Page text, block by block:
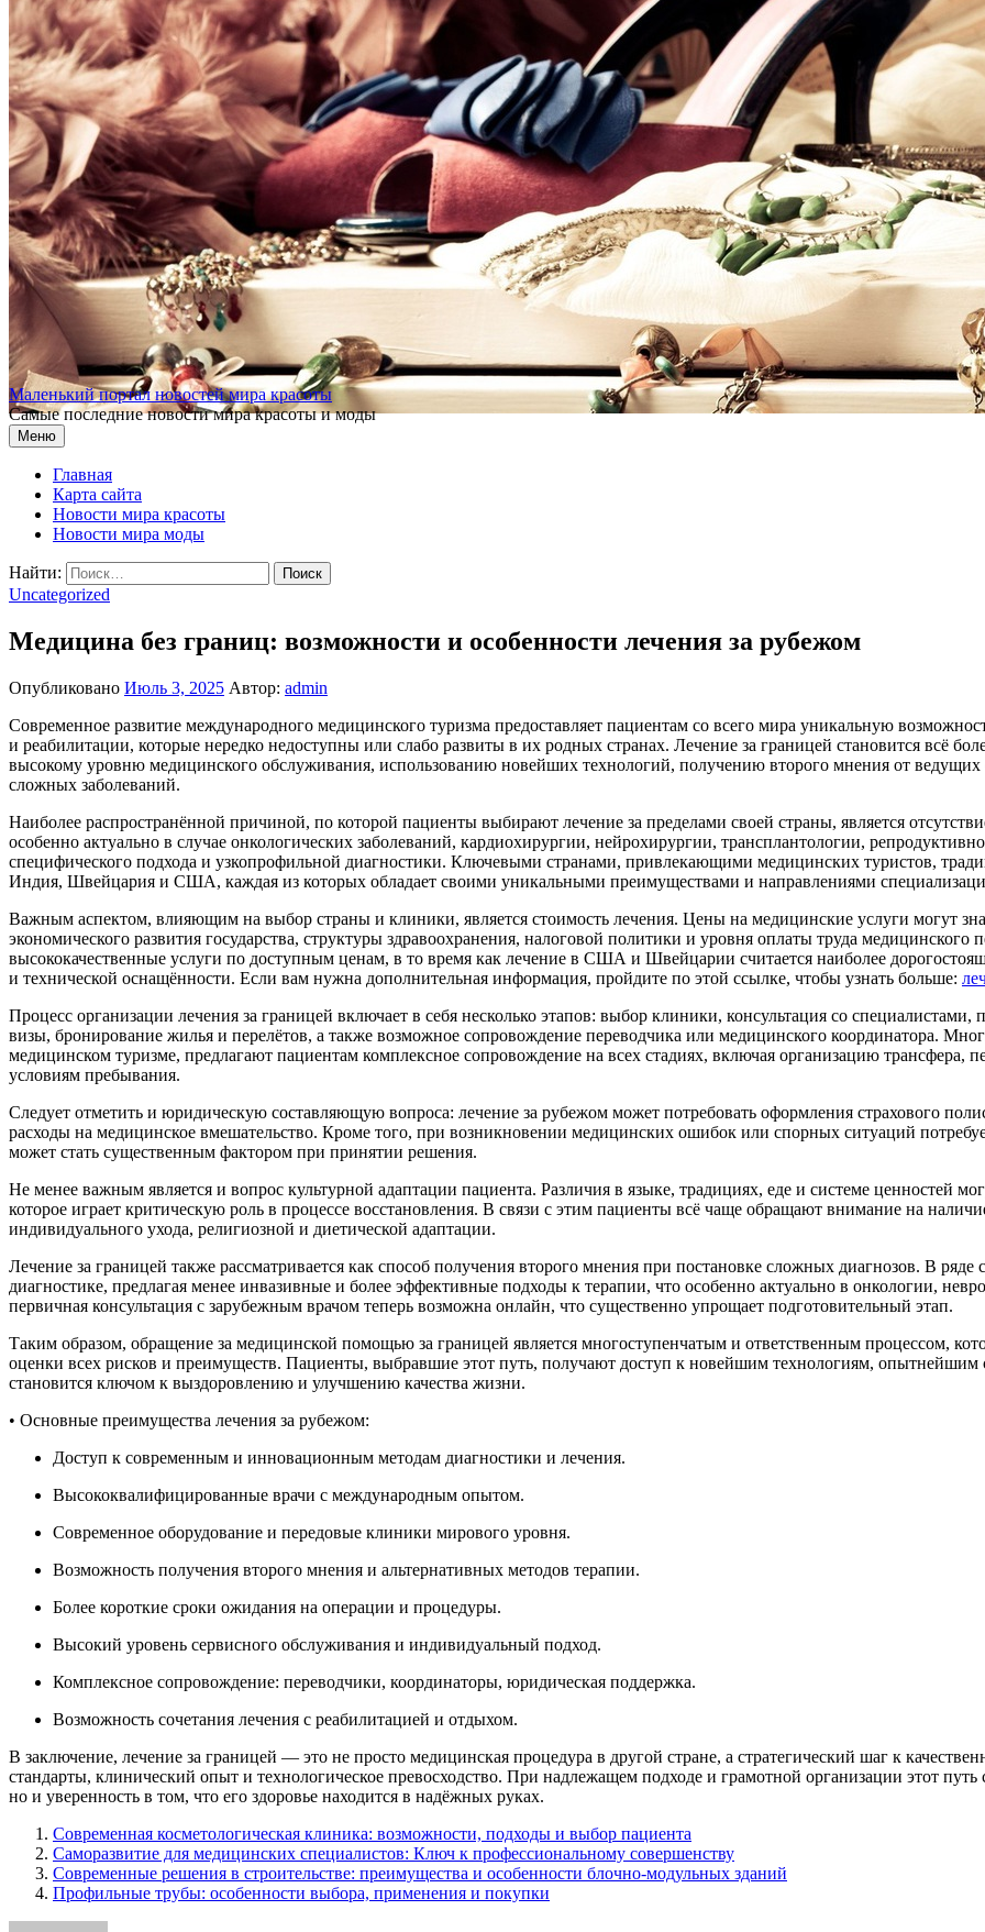
Перейти к содержимому
Маленький портал новостей мира красоты
Самые последние новости мира красоты и моды
Меню
Главная
Карта сайта
Новости мира красоты
Новости мира моды
Найти:
Uncategorized
Медицина без границ: возможности и особенности лечения за рубежом
Опубликовано Июль 3, 2025 Автор: admin
Современное развитие международного медицинского туризма предоставляет пациентам со всего мира уникальную
и реабилитации, которые нередко недоступны или слабо развиты в их родных странах. Лечение за границей становится всё
высокому уровню медицинского обслуживания, использованию новейших технологий, получению второго мнения от
сложных заболеваний.
Наиболее распространённой причиной, по которой пациенты выбирают лечение за пределами своей страны, является
особенно актуально в случае онкологических заболеваний, кардиохирургии, нейрохирургии, трансплантологии,
специфического подхода и узкопрофильной диагностики. Ключевыми странами, привлекающими медицинских туристов,
Индия, Швейцария и США, каждая из которых обладает своими уникальными преимуществами и направлениями
Важным аспектом, влияющим на выбор страны и клиники, является стоимость лечения. Цены на медицинские услуги могут
экономического развития государства, структуры здравоохранения, налоговой политики и уровня оплаты труда
высококачественные услуги по доступным ценам, в то время как лечение в США и Швейцарии считается наиболее
и технической оснащённости. Если вам нужна дополнительная информация, пройдите по этой ссылке, чтобы узнать больше:
Процесс организации лечения за границей включает в себя несколько этапов: выбор клиники, консультация со
визы, бронирование жилья и перелётов, а также возможное сопровождение переводчика или медицинского координатора.
медицинском туризме, предлагают пациентам комплексное сопровождение на всех стадиях, включая организацию
условиям пребывания.
Следует отметить и юридическую составляющую вопроса: лечение за рубежом может потребовать оформления страхового
расходы на медицинское вмешательство. Кроме того, при возникновении медицинских ошибок или спорных ситуаций
может стать существенным фактором при принятии решения.
Не менее важным является и вопрос культурной адаптации пациента. Различия в языке, традициях, еде и системе ценностей
которое играет критическую роль в процессе восстановления. В связи с этим пациенты всё чаще обращают внимание на
индивидуального ухода, религиозной и диетической адаптации.
Лечение за границей также рассматривается как способ получения второго мнения при постановке сложных диагнозов. В
диагностике, предлагая менее инвазивные и более эффективные подходы к терапии, что особенно актуально в онкологии,
первичная консультация с зарубежным врачом теперь возможна онлайн, что существенно упрощает подготовительный этап.
Таким образом, обращение за медицинской помощью за границей является многоступенчатым и ответственным процессом,
оценки всех рисков и преимуществ. Пациенты, выбравшие этот путь, получают доступ к новейшим технологиям,
становится ключом к выздоровлению и улучшению качества жизни.
• Основные преимущества лечения за рубежом:
Доступ к современным и инновационным методам диагностики и лечения.
Высококвалифицированные врачи с международным опытом.
Современное оборудование и передовые клиники мирового уровня.
Возможность получения второго мнения и альтернативных методов терапии.
Более короткие сроки ожидания на операции и процедуры.
Высокий уровень сервисного обслуживания и индивидуальный подход.
Комплексное сопровождение: переводчики, координаторы, юридическая поддержка.
Возможность сочетания лечения с реабилитацией и отдыхом.
В заключение, лечение за границей — это не просто медицинская процедура в другой стране, а стратегический шаг к
стандарты, клинический опыт и технологическое превосходство. При надлежащем подходе и грамотной организации этот
но и уверенность в том, что его здоровье находится в надёжных руках.
Современная косметологическая клиника: возможности, подходы и выбор пациента
Саморазвитие для медицинских специалистов: Ключ к профессиональному совершенству
Современные решения в строительстве: преимущества и особенности блочно-модульных зданий
Профильные трубы: особенности выбора, применения и покупки